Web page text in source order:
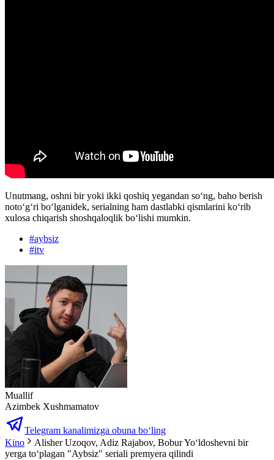
Unutmang, oshni bir yoki ikki qoshiq yegandan soʻng, baho berish
notoʻgʻri boʻlganidek, serialning ham dastlabki qismlarini koʻrib
xulosa chiqarish shoshqaloqlik boʻlishi mumkin.
#aybsiz
#itv
Muallif
Azimbek Xushmamatov
Telegram kanalimizga obuna bo‘ling
Kino
Alisher Uzoqov, Adiz Rajabov, Bobur Yoʻldoshevni bir
yerga toʻplagan "Aybsiz" seriali premyera qilindi